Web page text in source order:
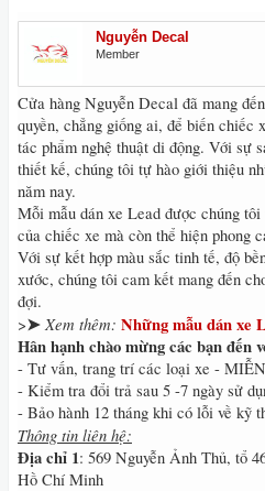
Nguyễn Decal
Member
Cửa hàng Nguyễn Decal đã mang
quyền, chẳng giống ai, để biến chiếc
tác phẩm nghệ thuật di động. Với sự
thiết kế, chúng tôi tự hào giới thiệu
năm nay.
Mỗi mẫu dán xe Lead được chúng
của chiếc xe mà còn thể hiện phong
Với sự kết hợp màu sắc tinh tế, độ
xước, chúng tôi cam kết mang đến
đợi.
>➤ Xem thêm: Những mẫu dán xe
Hân hạnh chào mừng các bạn đến
- Tư vấn, trang trí các loại xe -
- Kiểm tra đổi trả sau 5 -7 ngày sử
- Bảo hành 12 tháng khi có lỗi về kỹ
Thông tin liên hệ:
Địa chỉ 1: 569 Nguyễn Ảnh Thủ, tổ
Hồ Chí Minh